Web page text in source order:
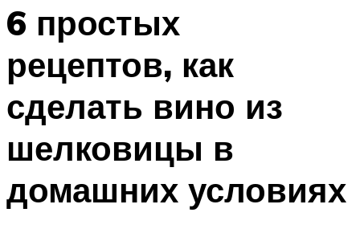
6 простых
рецептов, как
сделать вино из
шелковицы в
домашних условиях